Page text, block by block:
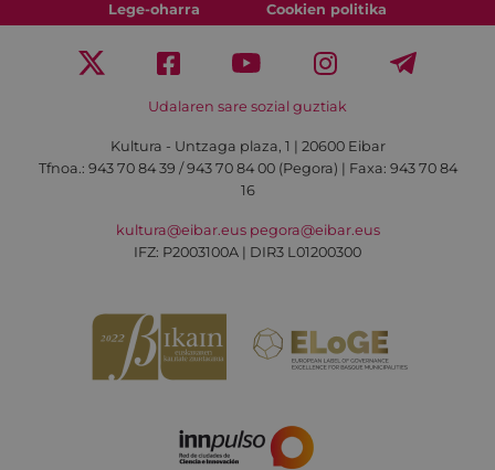
Lege-oharra
Cookien politika
Udalaren sare sozial guztiak
Kultura - Untzaga plaza, 1 | 20600 Eibar
Tfnoa.: 943 70 84 39 / 943 70 84 00 (Pegora) | Faxa: 943 70 84
16
kultura@eibar.eus pegora@eibar.eus
IFZ: P2003100A | DIR3 L01200300